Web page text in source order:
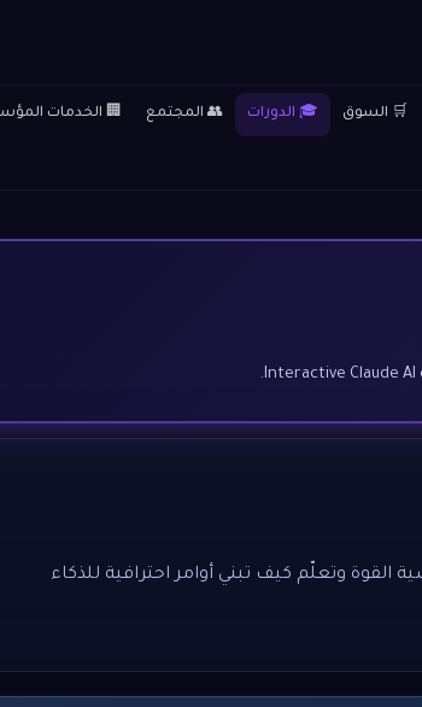
🛒 السوق 🎓 الدورات 👥 المجتمع 🏢 الخدمات
Interactive Claude
وتعلّم كيف تبني أوامر احترافية للذكاء